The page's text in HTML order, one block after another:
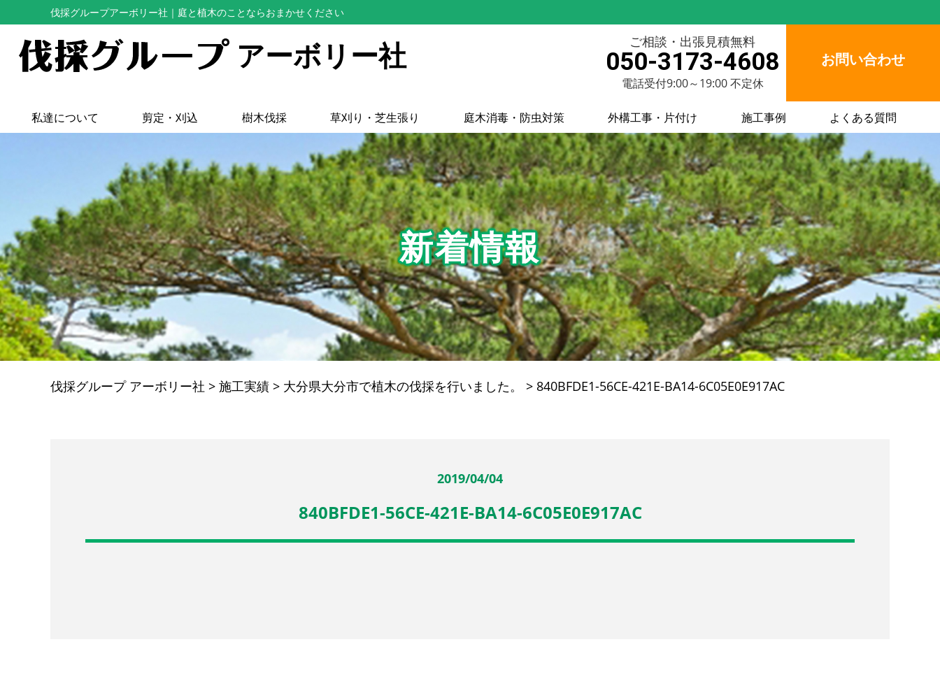
伐採グループアーボリー社 ｜庭と植木のことならおまかせください
アーボリー社 ご相談・出張見積無料
050-3173-4608
電話受付9:00～19:00 不定休
お問い合わせ
私達について 剪定・刈込 樹木伐採 草刈り・芝生張り 庭木消毒・防虫対策 外構工事・片付け 施工事例 よくある質問
新着情報
伐採グループ アーボリー社 > 施工実績 > 大分県大分市で植木の伐採を行いました。 > 840BFDE1-56CE-421E-BA14-6C05E0E917AC
2019/04/04
840BFDE1-56CE-421E-BA14-6C05E0E917AC